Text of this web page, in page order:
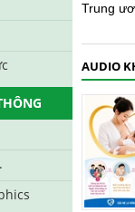
Trung
AUDIO